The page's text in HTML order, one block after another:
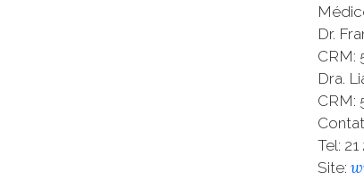
Dr.
CRM:
Dra.
CRM:
Tel:
Site: